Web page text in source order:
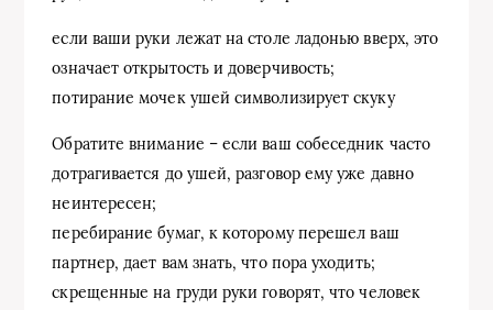
если ваши руки лежат на столе ладонью вверх, это
означает открытость и доверчивость;
потирание мочек ушей символизирует скуку
Обратите внимание – если ваш собеседник часто
дотрагивается до ушей, разговор ему уже давно
неинтересен;
перебирание бумаг, к которому перешел ваш
партнер, дает вам знать, что пора уходить;
скрещенные на груди руки говорят, что человек